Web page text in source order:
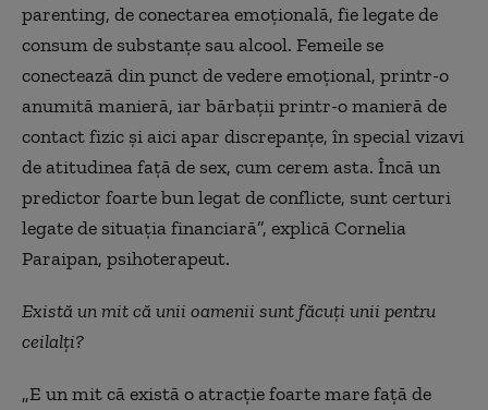
parenting, de conectarea emoțională, fie legate de
consum de substanțe sau alcool. Femeile se
conectează din punct de vedere emoțional, printr-o
anumită manieră, iar bărbații printr-o manieră de
contact fizic și aici apar discrepanțe, în special vizavi
de atitudinea față de sex, cum cerem asta. Încă un
predictor foarte bun legat de conflicte, sunt certuri
legate de situația financiară”, explică Cornelia
Paraipan, psihoterapeut.
Există un mit că unii oamenii sunt făcuți unii pentru
ceilalți?
„E un mit că există o atracție foarte mare față de